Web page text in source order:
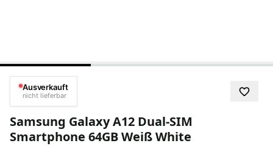
Ausverkauft
nicht lieferbar
Samsung Galaxy A12 Dual-SIM
Smartphone 64GB Weiß White